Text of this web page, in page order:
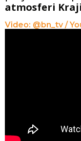
atmosferi
Video: @bn_tv /